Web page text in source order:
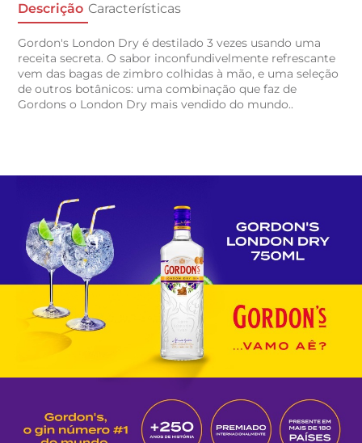
Descrição Características
Gordon's London Dry é destilado 3 vezes usando uma
receita secreta. O sabor inconfundivelmente refrescante
vem das bagas de zimbro colhidas à mão, e uma seleção
de outros botânicos: uma combinação que faz de
Gordons o London Dry mais vendido do mundo..